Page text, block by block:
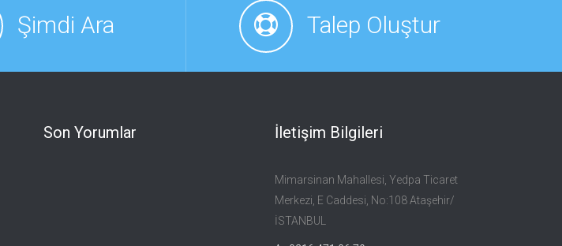
Şimdi Ara Talep Oluştur
Son Yorumlar İletişim Bilgileri
Mimarsinan Mahallesi, Yedpa Ticaret
Merkezi, E Caddesi, No:108 Ataşehir/
İSTANBUL